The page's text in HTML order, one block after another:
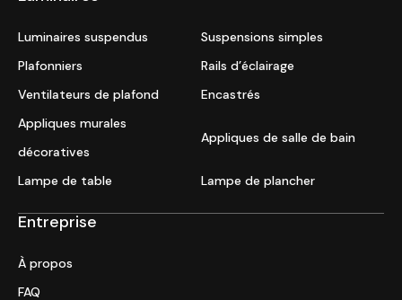
Luminaires suspendus
Suspensions simples
Plafonniers
Rails d’éclairage
Ventilateurs de plafond
Encastrés
Appliques murales
décoratives
Appliques de salle de bain
Lampe de table Lampe de plancher
Entreprise
À propos
FAQ